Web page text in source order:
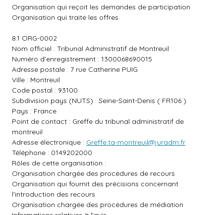
Organisation qui reçoit les demandes de participation
Organisation qui traite les offres
8.1 ORG-0002
Nom officiel : Tribunal Administratif de Montreuil
Numéro d'enregistrement : 1300068690015
Adresse postale : 7 rue Catherine PUIG
Ville : Montreuil
Code postal : 93100
Subdivision pays (NUTS) : Seine-Saint-Denis ( FR106 )
Pays : France
Point de contact : Greffe du tribunal administratif de
montreuil
Adresse électronique : Greffe.ta-montreuil@juradm.fr
Téléphone : 0149202000
Rôles de cette organisation :
Organisation chargée des procédures de recours
Organisation qui fournit des précisions concernant
l'introduction des recours
Organisation chargée des procédures de médiation